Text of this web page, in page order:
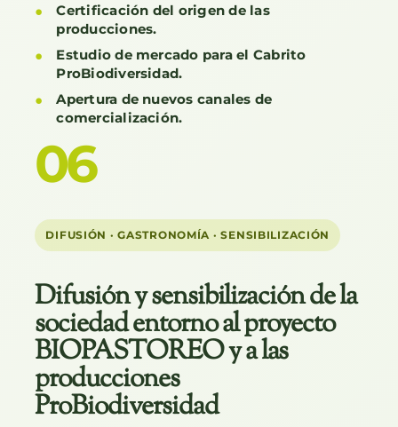
Certificación del origen de las
producciones.
Estudio de mercado para el Cabrito
ProBiodiversidad.
Apertura de nuevos canales de
comercialización.
06
DIFUSIÓN · GASTRONOMÍA · SENSIBILIZACIÓN
Difusión y sensibilización de la
sociedad entorno al proyecto
BIOPASTOREO y a las
producciones
ProBiodiversidad